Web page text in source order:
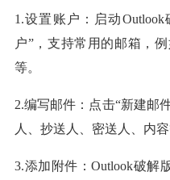
1.设置账户：启动
户”，支持常用的邮箱，
等。
2.编写邮件：点击“新建邮
人、抄送人、密送人、内容
3.添加附件：Outlook破解